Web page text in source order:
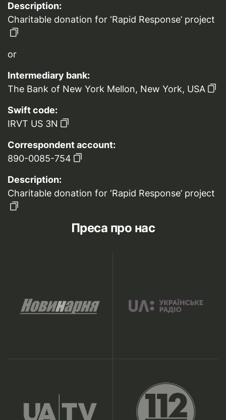
Description:
Charitable donation for ‘Rapid Response’ project
or
Intermediary bank:
The Bank of New York Mellon, New York, USA
Swift code:
IRVT US 3N
Correspondent account:
890-0085-754
Description:
Charitable donation for ‘Rapid Response’ project
Преса про нас